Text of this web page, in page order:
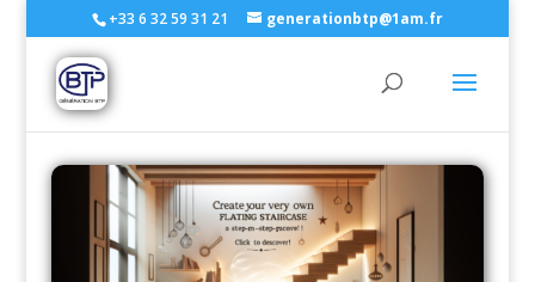
+33 6 32 59 31 21 generationbtp@1am.fr